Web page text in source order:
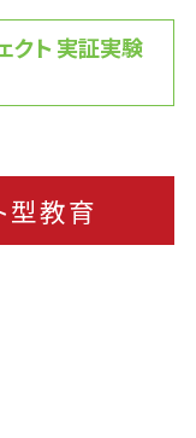
クト 実証実験
型教育